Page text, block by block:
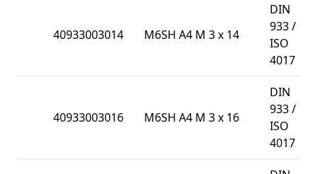
40933003014 M6SH A4 M 3 x 14
DIN
933 /
ISO
4017
40933003016 M6SH A4 M 3 x 16
DIN
933 /
ISO
4017